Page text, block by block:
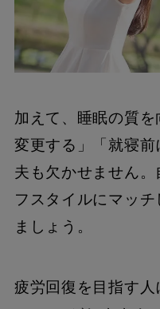
加えて、睡眠の質
変更する」「就寝
夫も欠かせません
フスタイルにマッ
ましょう。
疲労回復を目指す人